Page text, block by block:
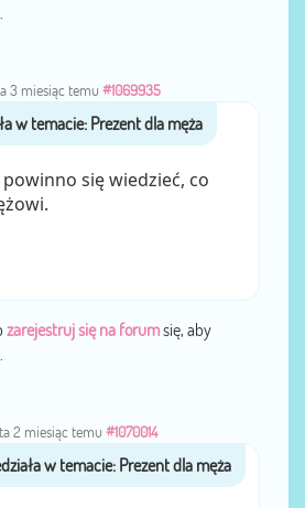
3 miesiąc temu #1069935
przezQuake
się wiedzieć, co
zarejestruj się na forumsię, aby
2 miesiąc temu #1070014
KarolineCZ